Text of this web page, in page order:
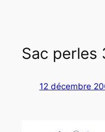
Sac perles
12 décembre